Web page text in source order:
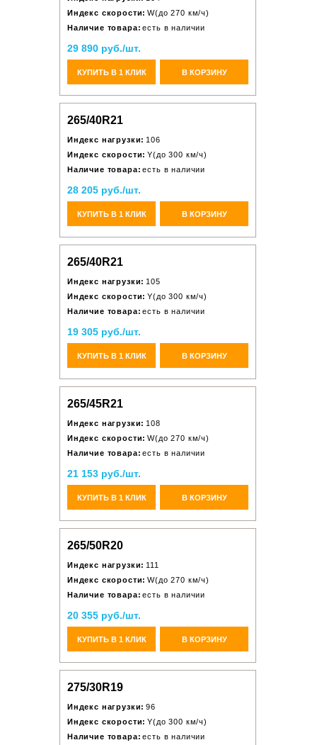
Индекс скорости: W(до 270 км/ч)
Наличие товара: есть в наличии
29 890 руб./шт.
КУПИТЬ В 1 КЛИК В КОРЗИНУ
265/40R21
Индекс нагрузки: 106
Индекс скорости: Y(до 300 км/ч)
Наличие товара: есть в наличии
28 205 руб./шт.
КУПИТЬ В 1 КЛИК В КОРЗИНУ
265/40R21
Индекс нагрузки: 105
Индекс скорости: Y(до 300 км/ч)
Наличие товара: есть в наличии
19 305 руб./шт.
КУПИТЬ В 1 КЛИК В КОРЗИНУ
265/45R21
Индекс нагрузки: 108
Индекс скорости: W(до 270 км/ч)
Наличие товара: есть в наличии
21 153 руб./шт.
КУПИТЬ В 1 КЛИК В КОРЗИНУ
265/50R20
Индекс нагрузки: 111
Индекс скорости: W(до 270 км/ч)
Наличие товара: есть в наличии
20 355 руб./шт.
КУПИТЬ В 1 КЛИК В КОРЗИНУ
275/30R19
Индекс нагрузки: 96
Индекс скорости: Y(до 300 км/ч)
Наличие товара: есть в наличии